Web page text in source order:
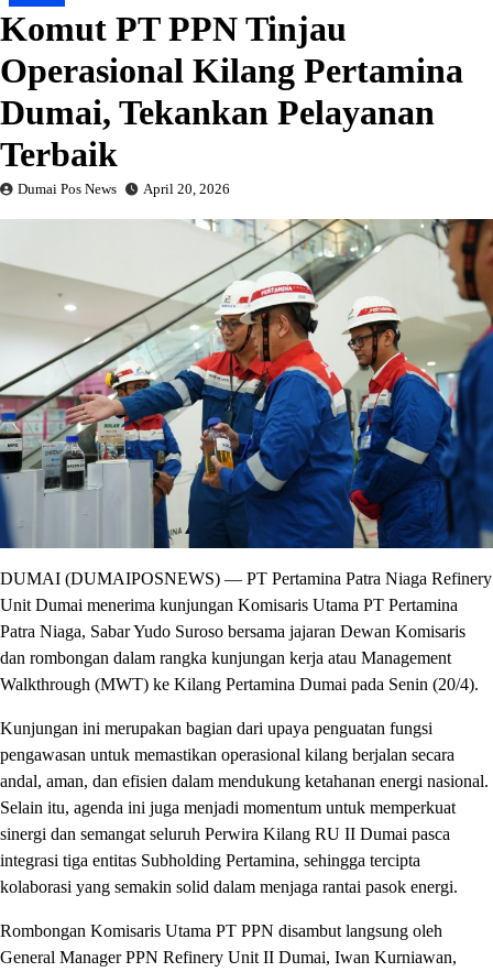
Komut PT PPN Tinjau
Operasional Kilang Pertamina
Dumai, Tekankan Pelayanan
Terbaik
Dumai Pos News April 20, 2026
DUMAI (DUMAIPOSNEWS) — PT Pertamina Patra Niaga Refinery
Unit Dumai menerima kunjungan Komisaris Utama PT Pertamina
Patra Niaga, Sabar Yudo Suroso bersama jajaran Dewan Komisaris
dan rombongan dalam rangka kunjungan kerja atau Management
Walkthrough (MWT) ke Kilang Pertamina Dumai pada Senin (20/4).
Kunjungan ini merupakan bagian dari upaya penguatan fungsi
pengawasan untuk memastikan operasional kilang berjalan secara
andal, aman, dan efisien dalam mendukung ketahanan energi nasional.
Selain itu, agenda ini juga menjadi momentum untuk memperkuat
sinergi dan semangat seluruh Perwira Kilang RU II Dumai pasca
integrasi tiga entitas Subholding Pertamina, sehingga tercipta
kolaborasi yang semakin solid dalam menjaga rantai pasok energi.
Rombongan Komisaris Utama PT PPN disambut langsung oleh
General Manager PPN Refinery Unit II Dumai, Iwan Kurniawan,